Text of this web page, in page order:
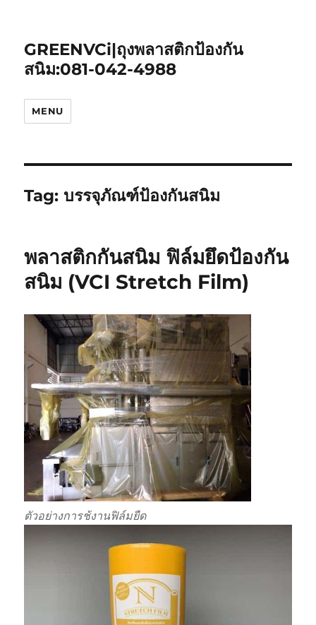
GREENVCi|ถุงพลาสติกป้องกัน
สนิม:081-042-4988
MENU
Tag:บรรจุภัณฑ์ป้องกันสนิม
พลาสติกกันสนิม ฟิล์มยึดป้องกัน
สนิม (VCI Stretch Film)
ตัวอย่างการช้งานฟิล์มยืด